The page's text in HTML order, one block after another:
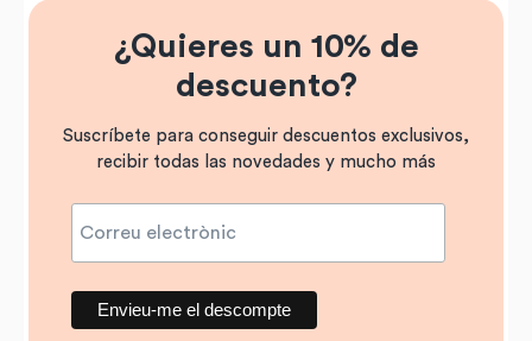
¿Quieres un 10% de
descuento?
Suscríbete para conseguir descuentos exclusivos,
recibir todas las novedades y mucho más